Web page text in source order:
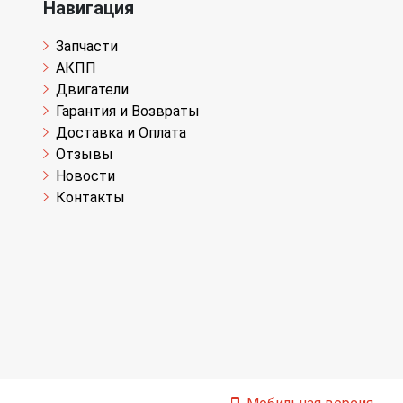
Навигация
Запчасти
АКПП
Двигатели
Гарантия и Возвраты
Доставка и Оплата
Отзывы
Новости
Контакты